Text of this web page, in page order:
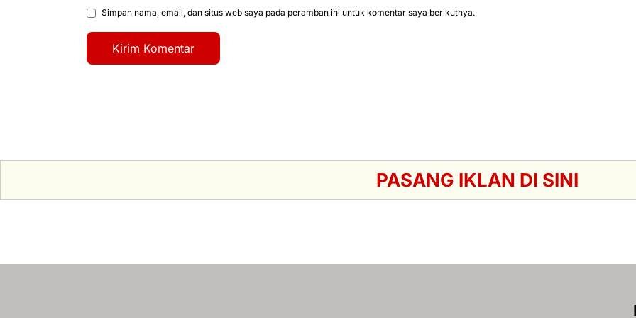
Simpan nama, email, dan situs web saya pada peramban ini untuk komentar saya berikutnya.
PASANG IKLAN DI SINI